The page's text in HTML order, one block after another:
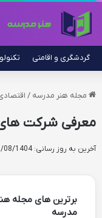
گردشگری و اقامتی
مجله هنر مدرسه /
معرفی شرکت های
آخرین به روز رسانی: 23/08/1404
برترین های مجله
مدرسه